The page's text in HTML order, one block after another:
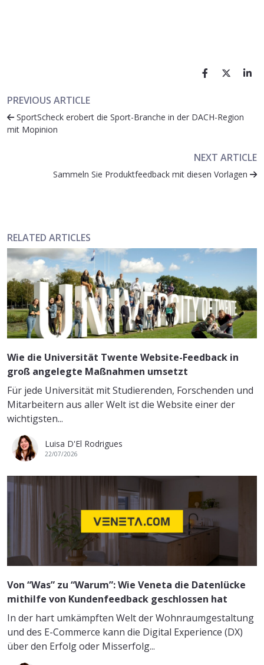
PREVIOUS ARTICLE
SportScheck erobert die Sport-Branche in der DACH-Region
mit Mopinion
NEXT ARTICLE
Sammeln Sie Produktfeedback mit diesen Vorlagen
RELATED ARTICLES
Wie die Universität Twente Website-Feedback in
groß angelegte Maßnahmen umsetzt
Für jede Universität mit Studierenden, Forschenden und
Mitarbeitern aus aller Welt ist die Website einer der
wichtigsten...
Luisa D'El Rodrigues
22/07/2026
Von “Was” zu “Warum”: Wie Veneta die Datenlücke
mithilfe von Kundenfeedback geschlossen hat
In der hart umkämpften Welt der Wohnraumgestaltung
und des E-Commerce kann die Digital Experience (DX)
über den Erfolg oder Misserfolg...